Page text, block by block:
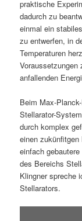
t
s
p
i
n
g
e
a
l
t
p
r
i
n
praktische
dadurch zu
einmal ein
zu entwerfen, in
Temperaturen
Voraussetzungen
anfallenden
Beim Max-
Stellarator-
durch komplex
einen zukünfitgen
einfach
des Bereichs
Klingner spreche
Stellarators.